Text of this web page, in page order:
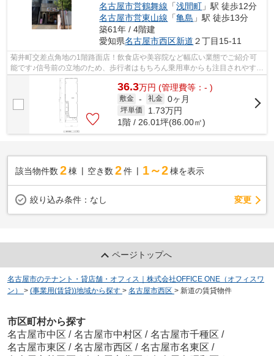
名古屋市営鶴舞線 「浅間町 」駅 徒歩12分
名古屋市営東山線 「亀島 」駅 徒歩13分
築61年 / 4階建
愛知県名古屋市西区新道 ２丁目15-11
菊井町交差点角地の1階路面店！飲食店や美容院など幅広い業態でご紹介可
能です♪信号前の立地のため、歩行者はもちろん乗用車からも注目されやすい
物件です！スケルトン内装でのお引渡...
36.3万円 (管理費等：- )
敷金 - 礼金 0ヶ月
坪単価 1.73万円
1階 / 26.01坪(86.00㎡)
該当物件数 2棟 空き数 2 件 1～2 棟を表示
絞り込み条件： なし 変更
ページトップへ
名古屋市のテナント・貸店舗・オフィス｜株式会社OFFICE ONE（オフィスワ
ン）
> (事業用(賃貸))地域から探す > 名古屋市西区 > 新道の賃貸物件
市区町村から探す
名古屋市中区 / 名古屋市中村区 / 名古屋市千種区 /
名古屋市東区 / 名古屋市西区 / 名古屋市名東区 /